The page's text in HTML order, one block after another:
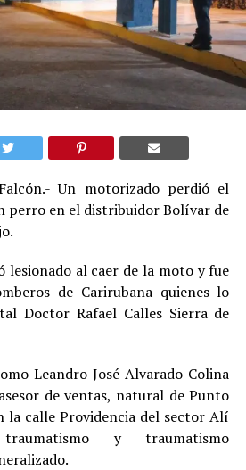
Un motorizado perdió el
perro en el distribuidor Bolívar de
lesionado al caer de la moto y fue
de Carirubana quienes lo
Doctor Rafael Calles Sierra de
Leandro José Alvarado Colina
de ventas, natural de Punto
la calle Providencia del sector Alí
y traumatismo